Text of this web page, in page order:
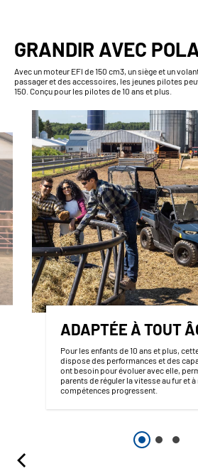
GRANDIR AVEC
Avec un moteur EFI de 150 cm3, un siège et un
passager et des accessoires, les jeunes pilotes
150. Conçu pour les pilotes de 10 ans et plus.
ADAPTÉE À TOUT
Pour les enfants de 10 ans et plus,
dispose des performances et des
ont besoin pour évoluer avec elle,
parents de réguler la vitesse au fur et
compétences progressent.